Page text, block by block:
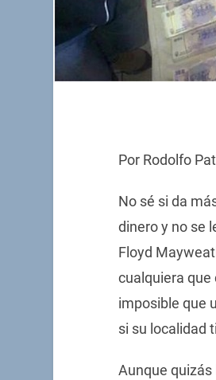
Por Rodolfo
No sé si da
dinero y no se
Floyd
cualquiera que
imposible que
si su localidad
Aunque